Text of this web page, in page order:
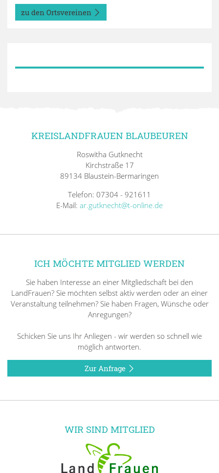
zu den Ortsvereinen
KREISLANDFRAUEN BLAUBEUREN
Roswitha Gutknecht
Kirchstraße 17
89134 Blaustein-Bermaringen
Telefon: 07304 - 921611
E-Mail: ar.gutknecht@t-online.de
ICH MÖCHTE MITGLIED WERDEN
Sie haben Interesse an einer Mitgliedschaft bei den
LandFrauen? Sie möchten selbst aktiv werden oder an einer
Veranstaltung teilnehmen? Sie haben Fragen, Wünsche oder
Anregungen?
Schicken Sie uns Ihr Anliegen - wir werden so schnell wie
möglich antworten.
Zur Anfrage
WIR SIND MITGLIED